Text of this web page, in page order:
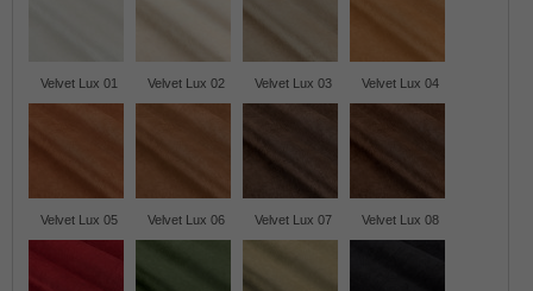
Velvet Lux 01 Velvet Lux 02 Velvet Lux 03 Velvet Lux 04
Velvet Lux 05 Velvet Lux 06 Velvet Lux 07 Velvet Lux 08